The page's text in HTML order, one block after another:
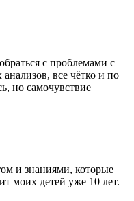
с проблемами с
все чётко и по
но самочувствие
и знаниями, которые
моих детей уже 10 лет.